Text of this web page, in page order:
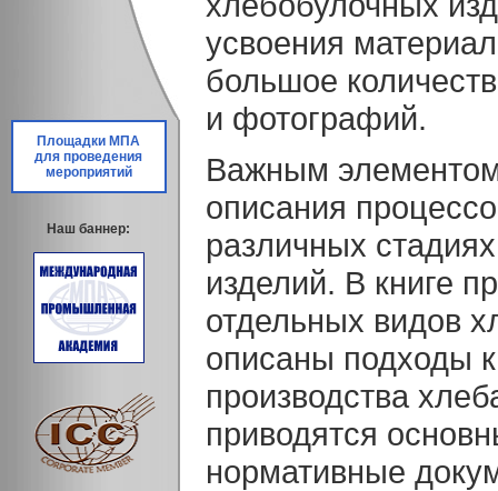
Площадки МПА
для проведения
мероприятий
Наш баннер:
усвоения
большое
и фотографий.
Важным
описания
различных
изделий. В книге
отдельных видов
описаны подходы
производства
приводятся
нормативные